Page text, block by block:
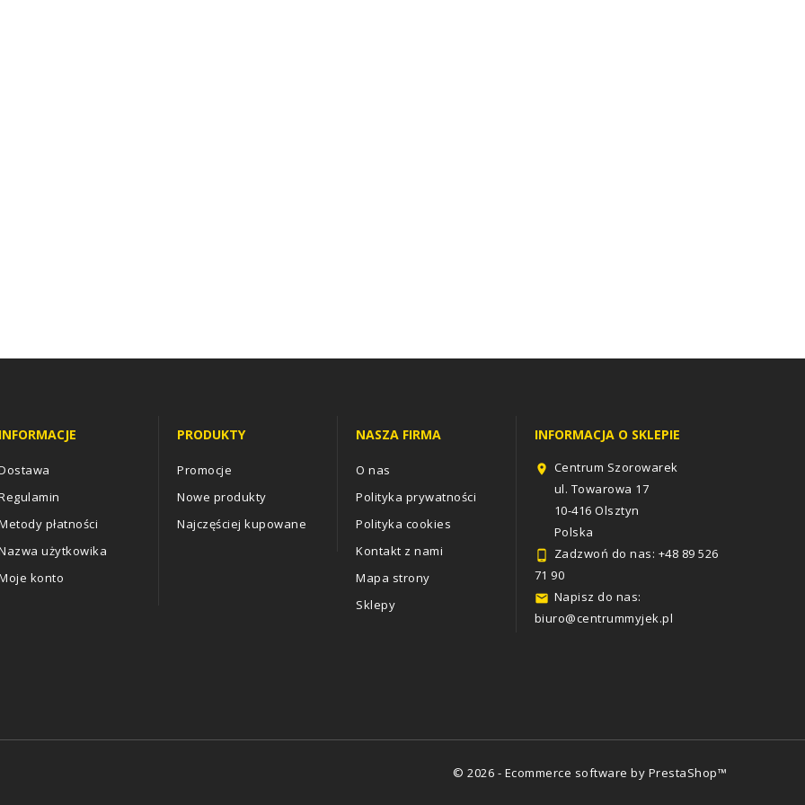
INFORMACJE
płatności
użytkowika
konto
PRODUKTY
Promocje
Nowe produkty
Najczęściej kupowane
NASZA FIRMA
O nas
Polityka prywatności
Polityka cookies
Kontakt z nami
Mapa strony
Sklepy
INFORMACJA O SKLEPIE
 Centrum Szorowarek
ul. Towarowa 17
10-416 Olsztyn
Polska
 Zadzwoń do nas: +48 89 526
71 90
 Napisz do nas:
biuro@centrummyjek.pl
© 2026 - Ecommerce software by PrestaShop™